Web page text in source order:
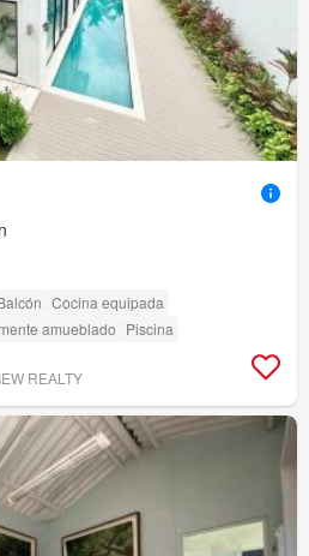
Cocina equipada
amueblado Piscina
REALTY